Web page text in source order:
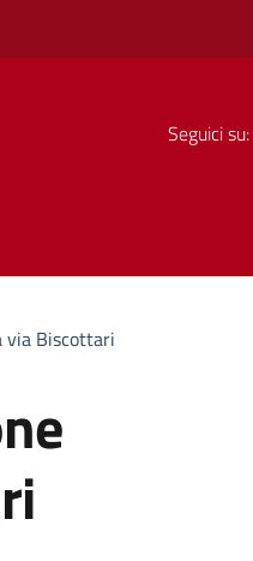
Seguici su:
via Biscottari